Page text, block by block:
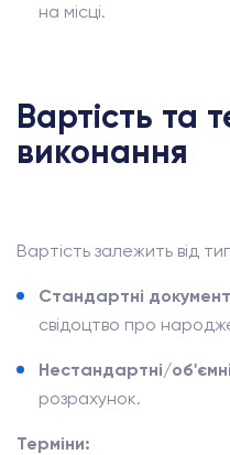
на місці.
Вартість та
виконання
Вартість залежить від
Стандартні
свідоцтво про
Нестандартні/
розрахунок.
Терміни: